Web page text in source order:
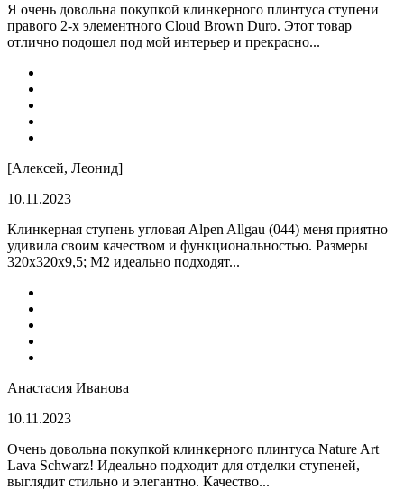
Я очень довольна покупкой клинкерного плинтуса ступени
правого 2-х элементного Cloud Brown Duro. Этот товар
отлично подошел под мой интерьер и прекрасно...
[Алексей, Леонид]
10.11.2023
Клинкерная ступень угловая Alpen Allgau (044) меня приятно
удивила своим качеством и функциональностью. Размеры
320x320x9,5; M2 идеально подходят...
Анастасия Иванова
10.11.2023
Очень довольна покупкой клинкерного плинтуса Nature Art
Lava Schwarz! Идеально подходит для отделки ступеней,
выглядит стильно и элегантно. Качество...